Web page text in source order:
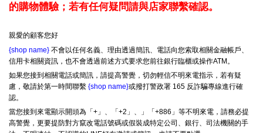
的購物體驗；若有任何疑問請與店家聯繫確認。
親愛的顧客您好
{shop name} 不會以任何名義、理由透過簡訊、電話向您索取相關金融帳戶、
信用卡相關資訊，也不會透過前述方式要求您前往銀行臨櫃或操作ATM。
如果您接到相關電話或簡訊，請提高警覺，切勿輕信不明來電指示，若有疑
慮，敬請於第一時間聯繫 {shop name}或撥打警政署 165 反詐騙專線進行確
認。
當您接到來電顯示開頭為「+」、「+2」、」「+886」等不明來電，請務必提
高警覺，更要提防對方竄改電話號碼或假裝成特定公司、銀行、司法機關的手